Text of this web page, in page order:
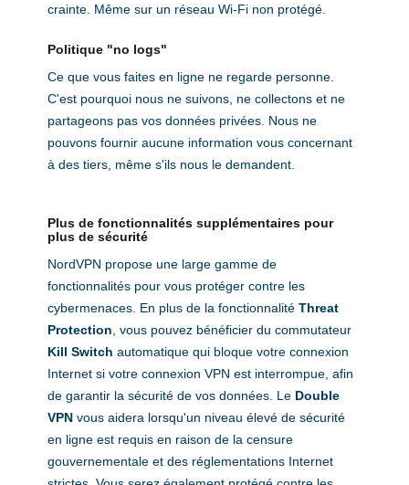
crainte. Même sur un réseau Wi-Fi non protégé.
Politique "no logs"
Ce que vous faites en ligne ne regarde personne.
C'est pourquoi nous ne suivons, ne collectons et ne
partageons pas vos données privées. Nous ne
pouvons fournir aucune information vous concernant
à des tiers, même s'ils nous le demandent.
Plus de fonctionnalités supplémentaires pour
plus de sécurité
NordVPN propose une large gamme de
fonctionnalités pour vous protéger contre les
cybermenaces. En plus de la fonctionnalitéThreat
Protection , vous pouvez bénéficier du commutateur
Kill Switch automatique qui bloque votre connexion
Internet si votre connexion VPN est interrompue, afin
de garantir la sécurité de vos données. Le Double
VPN vous aidera lorsqu'un niveau élevé de sécurité
en ligne est requis en raison de la censure
gouvernementale et des réglementations Internet